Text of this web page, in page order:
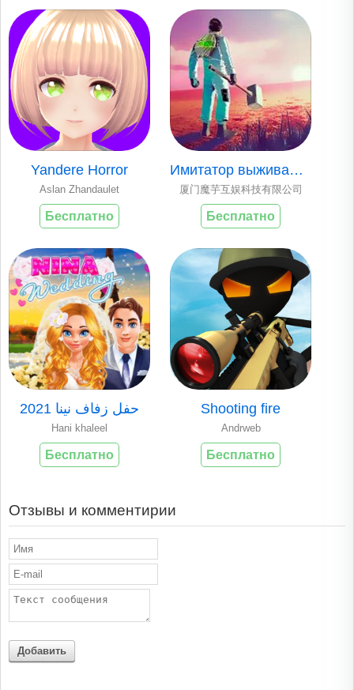
Yandere Horror
Aslan Zhandaulet
Бесплатно
Имитатор выживания..
厦门魔芋互娱科技有限公司
Бесплатно
حفل زفاف نينا 2021
Hani khaleel
Бесплатно
Shooting fire
Andrweb
Бесплатно
Отзывы и комментирии
Добавить